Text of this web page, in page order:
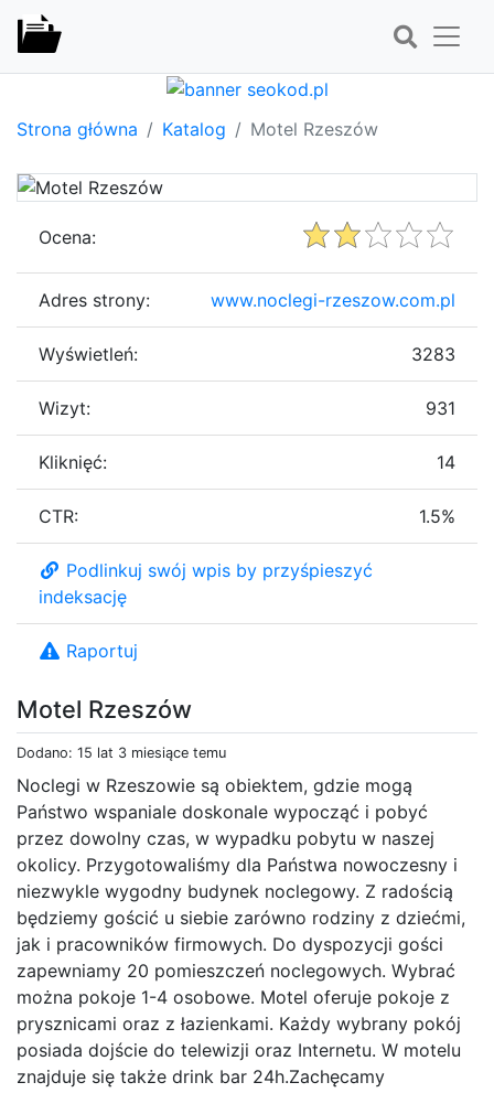
Strona główna Katalog Motel Rzeszów
Motel Rzeszów
Dodano: 15 lat 3 miesiące temu
Noclegi w Rzeszowie są obiektem, gdzie mogą
Państwo wspaniale doskonale wypocząć i pobyć
przez dowolny czas, w wypadku pobytu w naszej
okolicy. Przygotowaliśmy dla Państwa nowoczesny i
niezwykle wygodny budynek noclegowy. Z radością
będziemy gościć u siebie zarówno rodziny z dziećmi,
jak i pracowników firmowych. Do dyspozycji gości
zapewniamy 20 pomieszczeń noclegowych. Wybrać
można pokoje 1-4 osobowe. Motel oferuje pokoje z
prysznicami oraz z łazienkami. Każdy wybrany pokój
posiada dojście do telewizji oraz Internetu. W motelu
znajduje się także drink bar 24h.Zachęcamy
Ocena:
Adres strony: www.noclegi-rzeszow.com.pl
Wyświetleń: 3283
Wizyt: 931
Kliknięć: 14
CTR: 1.5%
Podlinkuj swój wpis by przyśpieszyć
indeksację
Raportuj